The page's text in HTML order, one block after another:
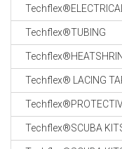
Techflex®TUBING
Techflex® LACING
Techflex®SCUBA